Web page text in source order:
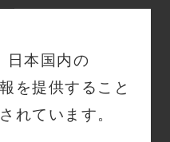
日本国内の
を提供すること
れています。
で電源が